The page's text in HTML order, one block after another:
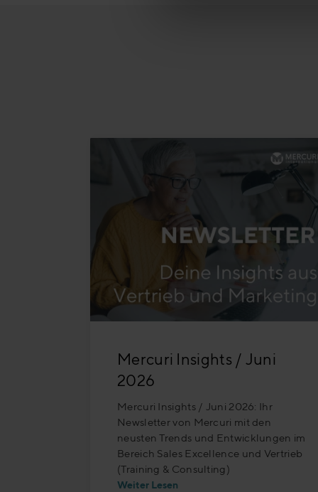
Mercuri Insights / Juni
2026
Mercuri Insights / Juni 2026: Ihr
Newsletter von Mercuri mit den
neusten Trends und Entwicklungen im
Bereich Sales Excellence und Vertrieb
(Training & Consulting)
Weiter Lesen